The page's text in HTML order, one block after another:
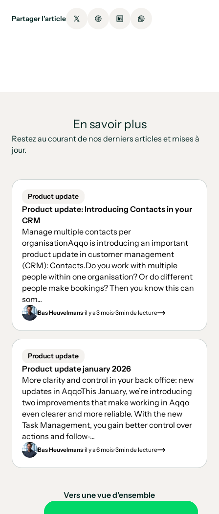
Partager l'article
En savoir plus
Restez au courant de nos derniers articles et mises à
jour.
Product update
Product update: Introducing Contacts in your
CRM
Manage multiple contacts per
organisationAqqo is introducing an important
product update in customer management
(CRM): Contacts.Do you work with multiple
people within one organisation? Or do different
people make bookings? Then you know this can
som...
Bas Heuvelmans.il y a 3 mois.3min de lecture
Product update
Product update january 2026
More clarity and control in your back office: new
updates in AqqoThis January, we’re introducing
two improvements that make working in Aqqo
even clearer and more reliable. With the new
Task Management, you gain better control over
actions and follow-...
Bas Heuvelmans.il y a 6 mois.3min de lecture
Vers une vue d'ensemble